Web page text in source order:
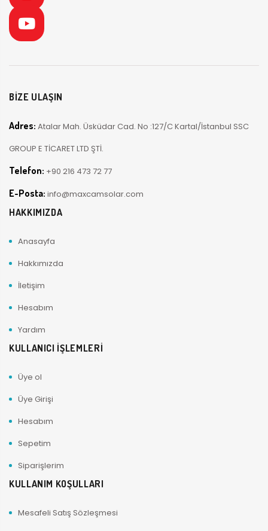
BİZE ULAŞIN
Adres: Atalar Mah. Üsküdar Cad. No :127/C Kartal/İstanbul SSC
GROUP E TİCARET LTD ŞTİ.
Telefon: +90 216 473 72 77
E-Posta: info@maxcamsolar.com
HAKKIMIZDA
Anasayfa
Hakkımızda
İletişim
Hesabım
Yardım
KULLANICI İŞLEMLERİ
Üye ol
Üye Girişi
Hesabım
Sepetim
Siparişlerim
KULLANIM KOŞULLARI
Mesafeli Satış Sözleşmesi